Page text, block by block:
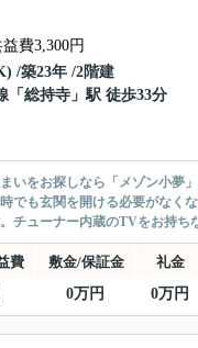
費3,300円
/築23年 /2階建
「 総持寺 」駅 徒歩33分
いをお探しなら「メゾン小夢
でも玄関を開ける必要がなく
チューナー内蔵のTVをお持ち
費 敷金/保証金 礼金
0万円 0万円